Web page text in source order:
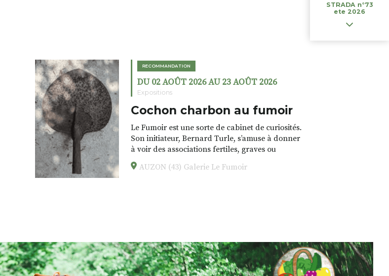
RECOMMANDATION
DU 02 AOÛT 2026 AU 23 AOÛT 2026
Expositions
Cochon charbon au fumoir
Le Fumoir est une sorte de cabinet de curiosités.
Son initiateur, Bernard Turle, s’amuse à donner
à voir des associations fertiles, graves ou
drôles, parfois fumeuses. Des oeuvres
éclectiques font. liens avec les histoires un peu
Programmée en off du festival d’Auzon, cette
expo-installation temporaire vous livre une
raison de plus d’aller faire un tour dans la cité
médiévale du Brivadois cet été.
AUZON (43) Galerie Le Fumoir
STRADA n°73
ete 2026